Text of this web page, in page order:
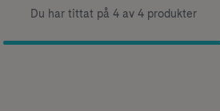
Du har tittat på 4 av 4 produkter